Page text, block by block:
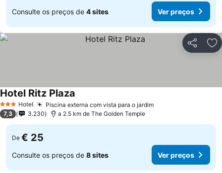
Consulte os preços de 4 sites Ver preços
Partilhar
3 EstrelasHotel Piscina externa com vista para o jardimVer preços
Hotel Ritz Plaza
7,3 3.230 a 2.5 km de The Golden Temple
De € 25
Consulte os preços de 8 sites Ver preços